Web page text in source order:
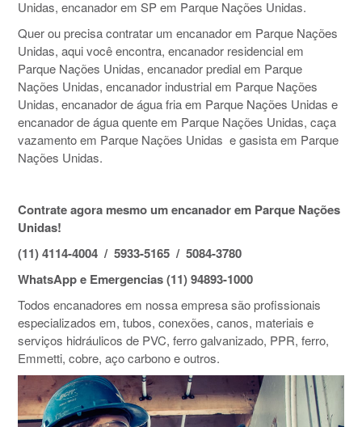
Unidas, encanador em SP em Parque Nações Unidas.
Quer ou precisa contratar um encanador em Parque Nações
Unidas, aqui você encontra, encanador residencial em
Parque Nações Unidas, encanador predial em Parque
Nações Unidas, encanador industrial em Parque Nações
Unidas, encanador de água fria em Parque Nações Unidas e
encanador de água quente em Parque Nações Unidas, caça
vazamento em Parque Nações Unidas e gasista em Parque
Nações Unidas.
Contrate agora mesmo um encanador em Parque Nações
Unidas!
(11) 4114-4004 / 5933-5165 / 5084-3780
WhatsApp e Emergencias (11) 94893-1000
Todos encanadores em nossa empresa são profissionais
especializados em, tubos, conexões, canos, materiais e
serviços hidráulicos de PVC, ferro galvanizado, PPR, ferro,
Emmetti, cobre, aço carbono e outros.